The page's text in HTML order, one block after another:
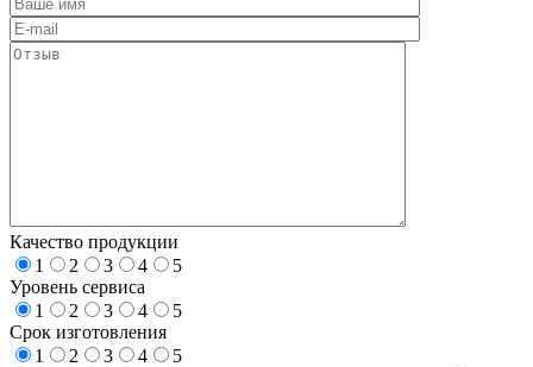
Качество продукции
1
2 3 4
5
Уровень сервиса
1
2 3 4
5
Срок изготовления
1
2 3 4
5